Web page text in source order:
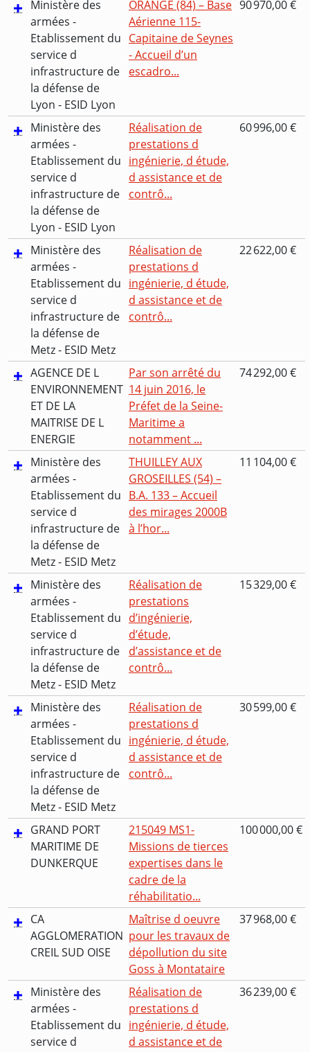
Ministère des
armées -
Etablissement du
service d
infrastructure de
la défense de
Lyon - ESID Lyon
ORANGE (84) – Base
Aérienne 115-
Capitaine de Seynes
- Accueil d’un
escadro...
90 970,00 €
Ministère des
armées -
Etablissement du
service d
infrastructure de
la défense de
Lyon - ESID Lyon
Réalisation de
prestations d
ingénierie, d étude,
d assistance et de
contrô...
60 996,00 €
Ministère des
armées -
Etablissement du
service d
infrastructure de
la défense de
Metz - ESID Metz
Réalisation de
prestations d
ingénierie, d étude,
d assistance et de
contrô...
22 622,00 €
AGENCE DE L
ENVIRONNEMENT
ET DE LA
MAITRISE DE L
ENERGIE
Par son arrêté du
14 juin 2016, le
Préfet de la Seine-
Maritime a
notamment ...
74 292,00 €
Ministère des
armées -
Etablissement du
service d
infrastructure de
la défense de
Metz - ESID Metz
THUILLEY AUX
GROSEILLES (54) –
B.A. 133 – Accueil
des mirages 2000B
à l’hor...
11 104,00 €
Ministère des
armées -
Etablissement du
service d
infrastructure de
la défense de
Metz - ESID Metz
Réalisation de
prestations
d’ingénierie,
d’étude,
d’assistance et de
contrô...
15 329,00 €
Ministère des
armées -
Etablissement du
service d
infrastructure de
la défense de
Metz - ESID Metz
Réalisation de
prestations d
ingénierie, d étude,
d assistance et de
contrô...
30 599,00 €
GRAND PORT
MARITIME DE
DUNKERQUE
215049 MS1-
Missions de tierces
expertises dans le
cadre de la
réhabilitatio...
100 000,00 €
CA
AGGLOMERATION
CREIL SUD OISE
Maîtrise d oeuvre
pour les travaux de
dépollution du site
Goss à Montataire
37 968,00 €
Ministère des
armées -
Etablissement du
service d
Réalisation de
prestations d
ingénierie, d étude,
d assistance et de
36 239,00 €